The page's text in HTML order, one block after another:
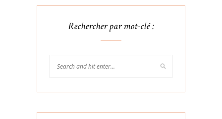
Rechercher par mot-clé :